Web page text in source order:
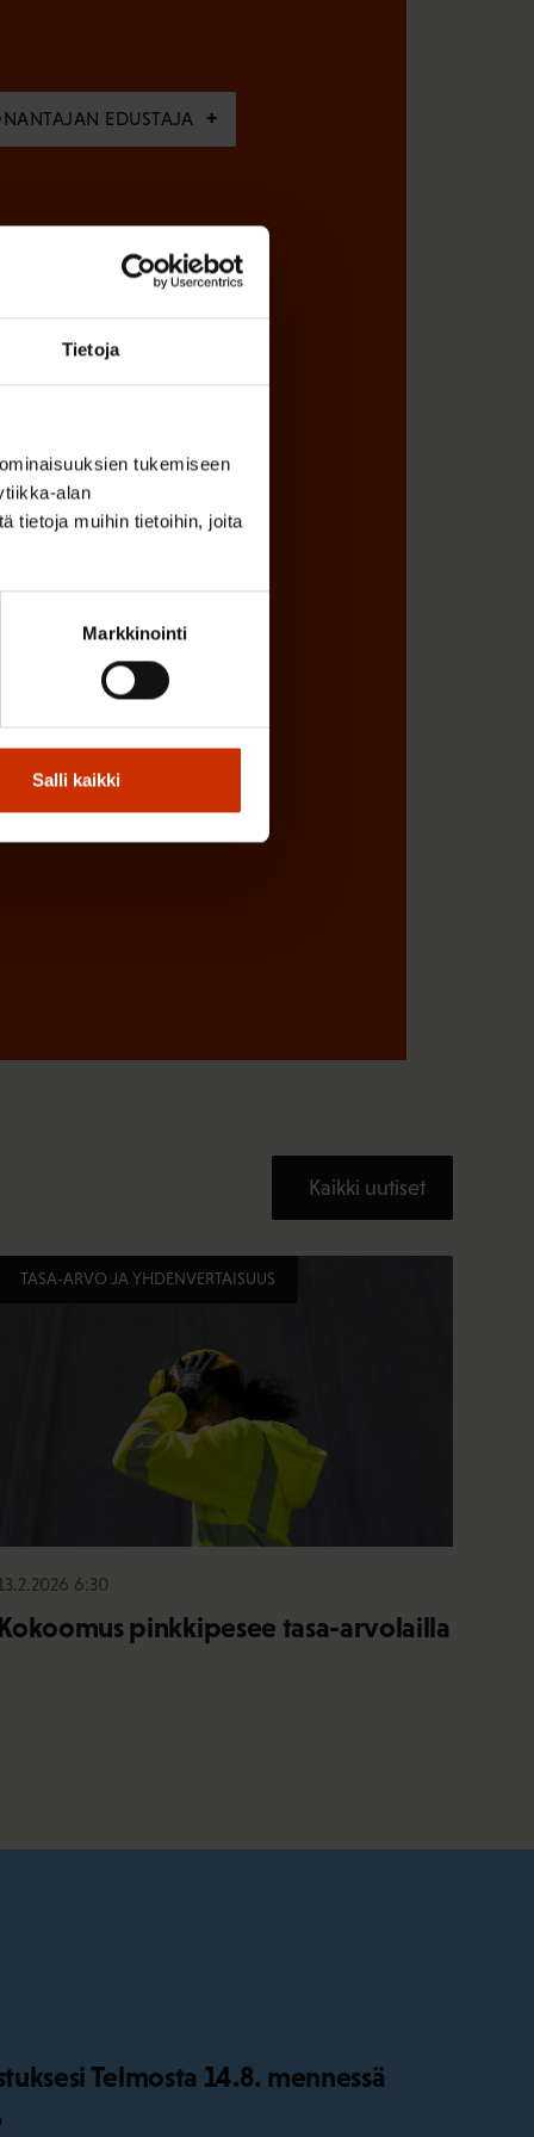
Tietoja
tukemiseen
alan
tietoja muihin tietoihin, joita
Markkinointi
Salli kaikki
EDUSTAJA
Kaikki uutiset
TASA-ARVO JA YHDENVERTAISUUS
6:30
pinkkipesee tasa-arvolailla
Telmosta 14.8. mennessä